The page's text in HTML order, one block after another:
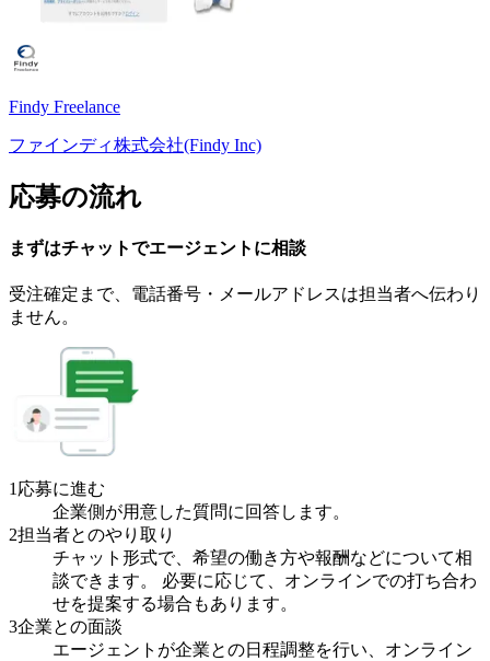
Findy Freelance
ファインディ株式会社(Findy Inc)
応募の流れ
まずはチャットでエージェント に相談
受注確定まで、 電話番号・メールアドレスは担当者へ伝わり
ません。
1 応募に進む
企業側が用意した質問に回答します。
2担当者とのやり取り
チャット形式で、希望の働き方や報酬などについて相
談できます。 必要に応じて、オンラインでの打ち合わ
せを提案する場合もあります。
3企業との面談
エージェントが企業との日程調整を行い、オンライン